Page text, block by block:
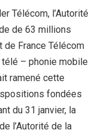
Télécom, l’Autorité
de 63 millions
de France Télécom
– phonie mobile
ramené cette
fondées
du 31 janvier, la
l’Autorité de la